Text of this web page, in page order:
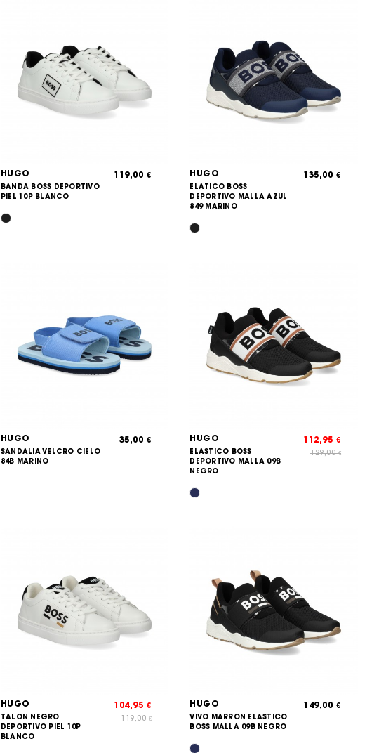
HUGO
BANDA BOSS DEPORTIVO
PIEL 10P BLANCO
119,00 € HUGO
ELATICO BOSS
DEPORTIVO MALLA AZUL
849 MARINO
135,00 €
HUGO
SANDALIA VELCRO CIELO
84B MARINO
35,00 € HUGO
ELASTICO BOSS
DEPORTIVO MALLA 09B
NEGRO
112,95 €
129,00€
HUGO
TALON NEGRO
DEPORTIVO PIEL 10P
BLANCO
104,95 €
119,00€
HUGO
VIVO MARRON ELASTICO
BOSS MALLA 09B NEGRO
149,00 €